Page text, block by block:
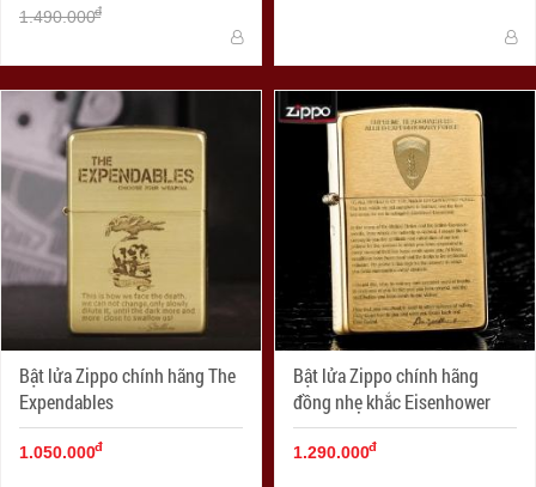
1.490.000đ
Bật lửa Zippo chính hãng The
Expendables
1.050.000đ
Bật lửa Zippo chính hãng
đồng nhẹ khắc Eisenhower
1.290.000đ